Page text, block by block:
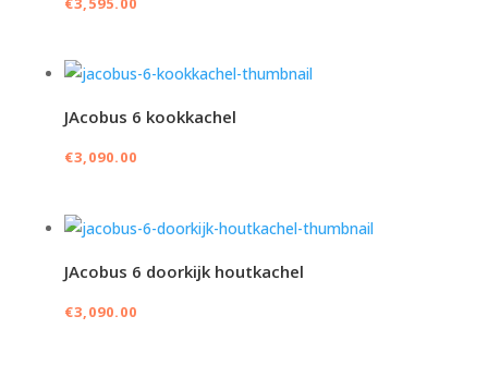
JAcobus 6 kookkachel
€3,090.00
JAcobus 6 doorkijk houtkachel
€3,090.00